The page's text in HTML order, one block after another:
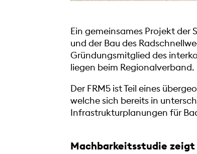
Ein gemeinsames Projekt der
und der Bau des
Gründungsmitglied des
liegen beim Regionalverband.
Der FRM5 ist Teil eines
welche sich bereits in
Infrastrukturplanungen für
Machbarkeitsstudie